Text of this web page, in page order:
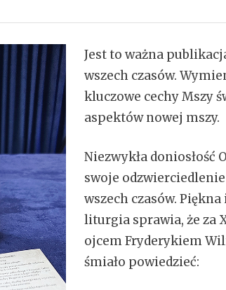
Jest to ważna
wszech czasów.
kluczowe cechy Mszy
aspektów nowej mszy.
Niezwykła doniosłość
swoje odzwierciedlenie
wszech czasów.
liturgia sprawia, że za
ojcem Fryderykiem
śmiało powiedzieć: